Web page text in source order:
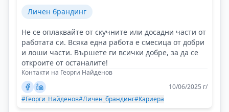
Личен брандинг
Не се оплаквайте от скучните или досадни части от
работата си. Всяка една работа е смесица от добри
и лоши части. Вършете ги всички добре, за да се
откроите от останалите!
Контакти на Георги Найденов
10/06/2025 г/
#Георги_Найденов#Личен_брандинг#Кариера